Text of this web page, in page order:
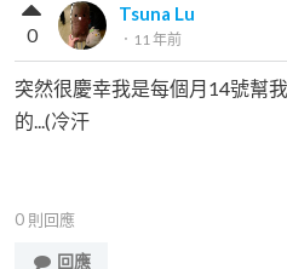
Tsuna Lu
． 11 年前
0
突然很慶幸我是每個月14號幫
的...(冷汗
0 則回應
回應